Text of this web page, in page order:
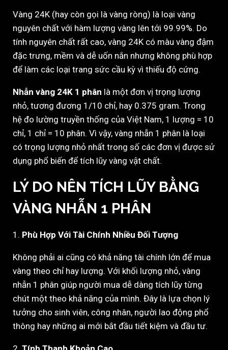
Vàng 24K (hay còn gọi là vàng ròng) là loại vàng
nguyên chất với hàm lượng vàng lên tới 99.99%. Do
tính nguyên chất rất cao, vàng 24K có màu vàng đậm
đặc trưng, mềm và dễ uốn nắn nhưng không phù hợp
để làm các loại trang sức cầu kỳ vì thiếu độ cứng.
Nhẫn vàng 24K 1 phân là một đơn vị trọng lượng
nhỏ, tương đương 1/10 chỉ, hay 0.375 gram. Trong
hệ đo lường truyền thống của Việt Nam, 1 lượng = 10
chỉ, 1 chỉ = 10 phân. Vì vậy, vàng nhẫn 1 phân là loại
có trọng lượng nhỏ nhất trong số các đơn vị được sử
dụng phổ biến để tích lũy vàng vật chất.
LÝ DO NÊN TÍCH LŨY BẰNG
VÀNG NHẪN 1 PHÂN
1. Phù Hợp Với Tài Chính Nhiều Đối Tượng
Không phải ai cũng có khả năng tài chính lớn để mua
vàng theo chỉ hay lượng. Với khối lượng nhỏ, vàng
nhẫn 1 phân giúp người mua dễ dàng tích lũy từng
chút một theo khả năng của mình. Đây là lựa chọn lý
tưởng cho sinh viên, công nhân, người lao động phổ
thông hay những ai mới bắt đầu tiết kiệm và đầu tư.